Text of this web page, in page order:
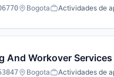
Bogota Actividades de
And Workover Services
Bogota Actividades de